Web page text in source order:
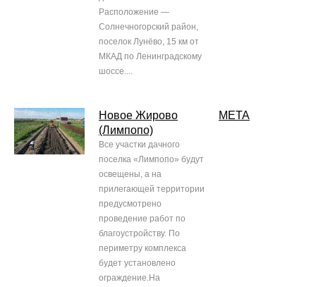
Расположение —
Солнечногорский район,
поселок Лунёво, 15 км от
МКАД по Ленинградскому
шоссе....
Новое Жирово
(Лимпопо)
Все участки дачного
поселка «Лимпопо» будут
освещены, а на
прилегающей территории
предусмотрено
проведение работ по
благоустройству. По
периметру комплекса
будет установлено
ограждение.На
МЕТА